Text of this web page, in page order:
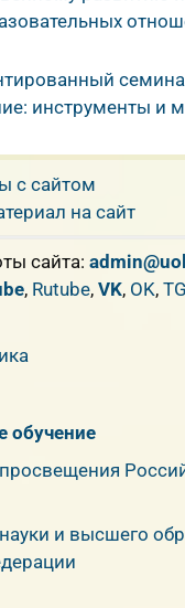
инструменты и
с сайтом
на сайт
сайта:
, Rutube, VK, OK, TG
обучение
и высшего